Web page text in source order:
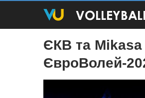
ЄКВ та Mikasa
ЄвроВолей-